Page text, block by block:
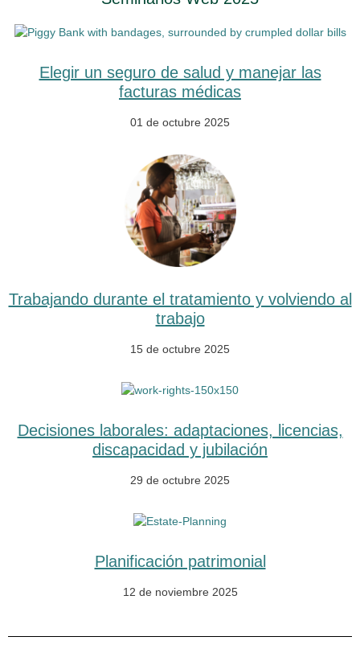
Elegir un seguro de salud y manejar las
facturas médicas
01 de octubre 2025
Trabajando durante el tratamiento y volviendo al
trabajo
15 de octubre 2025
Decisiones laborales: adaptaciones, licencias,
discapacidad y jubilación
29 de octubre 2025
Planificación patrimonial
12 de noviembre 2025